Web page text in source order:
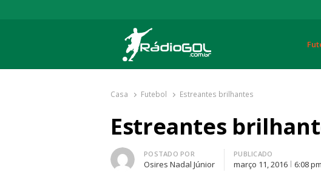
Rádio Gol
Há mais de 20 anos com as melhores coberturas
Casa Futebol Estreantes brilhantes
Estreantes
Autor
POSTADO POR
Osires Nadal Júnior
PUBLICADO
março 11, 2016 6:08 pm